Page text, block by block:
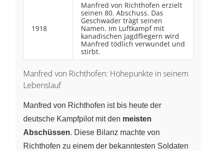
1918
Manfred von Richthofen erzielt
seinen 80. Abschuss. Das
Geschwader trägt seinen
Namen. Im Luftkampf mit
kanadischen Jagdfliegern wird
Manfred tödlich verwundet und
stirbt.
Manfred von Richthofen: Höhepunkte in seinem
Lebenslauf
Manfred von Richthofen ist bis heute der
deutsche Kampfpilot mit den meisten
Abschüssen. Diese Bilanz machte von
Richthofen zu einem der bekanntesten Soldaten